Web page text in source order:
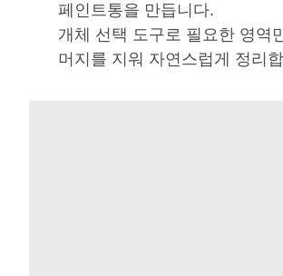
페인트통을 만듭니다.
개체 선택 도구로 필요한 영역
머지를 지워 자연스럽게 정리